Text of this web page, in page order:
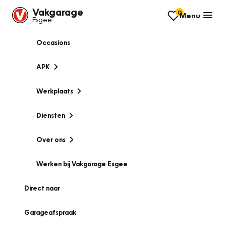
Vakgarage
Esgee
0Menu
Occasions
APK
Werkplaats
Diensten
Over ons
Werken bij Vakgarage Esgee
Direct naar
Garageafspraak